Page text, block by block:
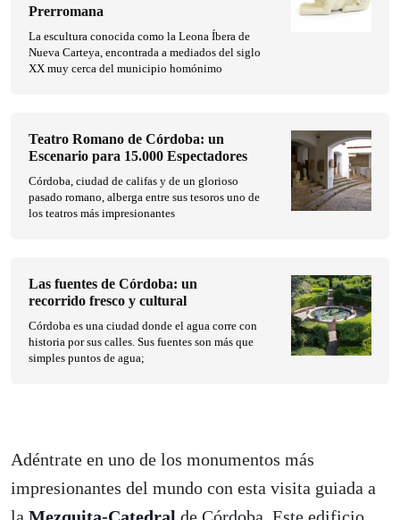
Adéntrate en uno de los monumentos más
impresionantes del mundo con esta visita guiada a
Prerromana
La escultura conocida como la Leona Íbera de
Nueva Carteya, encontrada a mediados del siglo
XX muy cerca del municipio homónimo
Teatro Romano de Córdoba: un
Escenario para 15.000 Espectadores
Córdoba, ciudad de califas y de un glorioso
pasado romano, alberga entre sus tesoros uno de
los teatros más impresionantes
Las fuentes de Córdoba: un
recorrido fresco y cultural
Córdoba es una ciudad donde el agua corre con
historia por sus calles. Sus fuentes son más que
simples puntos de agua;